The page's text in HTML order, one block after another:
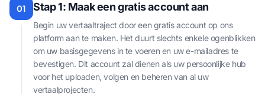
01 Stap 1: Maak een gratis account aan
Begin uw vertaaltraject door een gratis account op ons
platform aan te maken. Het duurt slechts enkele ogenblikken
om uw basisgegevens in te voeren en uw e-mailadres te
bevestigen. Dit account zal dienen als uw persoonlijke hub
voor het uploaden, volgen en beheren van al uw
vertaalprojecten.